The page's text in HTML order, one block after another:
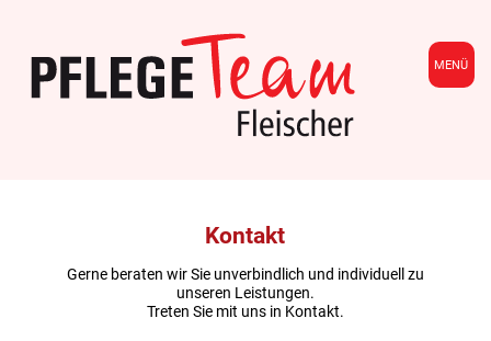
MENÜ
Kontakt
Gerne beraten wir Sie unverbindlich und individuell zu
unseren Leistungen.
Treten Sie mit uns in Kontakt.